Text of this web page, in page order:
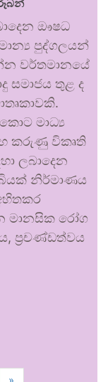
ඖෂධ
පුද්ගලයන්
වර්තමානයේ
තුළ ද
මාධ්‍ය
කරුණු විකෘති
ලබාදෙන
නිර්මාණය
මානසික රෝග
ප්‍රචණ්ඩත්වය